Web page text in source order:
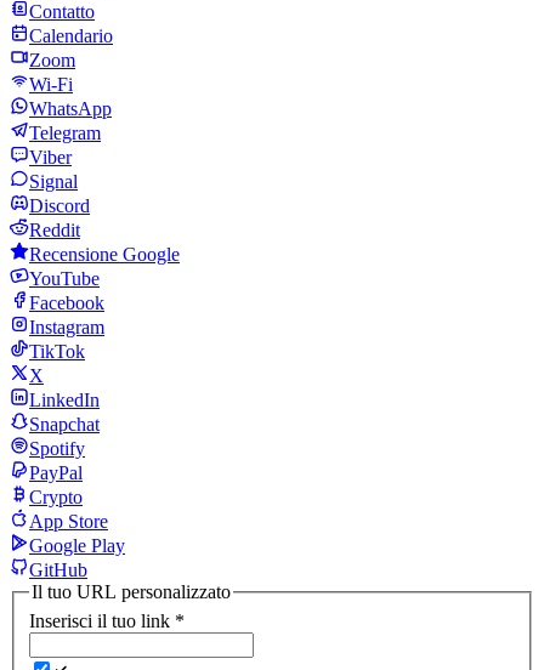
Contatto
Calendario
Zoom
Wi-Fi
WhatsApp
Telegram
Viber
Signal
Discord
Reddit
Recensione Google
YouTube
Facebook
Instagram
TikTok
X
LinkedIn
Snapchat
Spotify
PayPal
Crypto
App Store
Google Play
GitHub
Il tuo URL personalizzato
Inserisci il tuo link *